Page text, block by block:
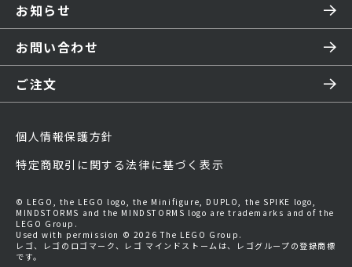
お知らせ
お問い合わせ
ご注文
個人情報保護方針
特定商取引に関する法律に基づく表示
© LEGO, the LEGO logo, the Minifigure, DUPLO, the SPIKE logo,
MINDSTORMS and the MINDSTORMS logo are trademarks and of the
LEGO Group.
Used with permission © 2026 The LEGO Group.
レゴ、レゴのロゴマーク、レゴ マインドストームは、レゴグループの登録商標
です。